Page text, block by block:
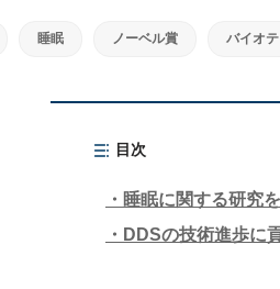
睡眠 ノーベル賞 バイオ
目次
睡眠に関する研究
DDSの技術進歩に